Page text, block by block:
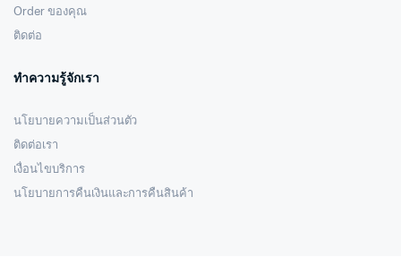
Order ของคุณ
ติดต่อ
ทำความรู้จักเรา
นโยบายความเป็นส่วนตัว
ติดต่อเรา
เงื่อนไขบริการ
นโยบายการคืนเงินและการคืนสินค้า